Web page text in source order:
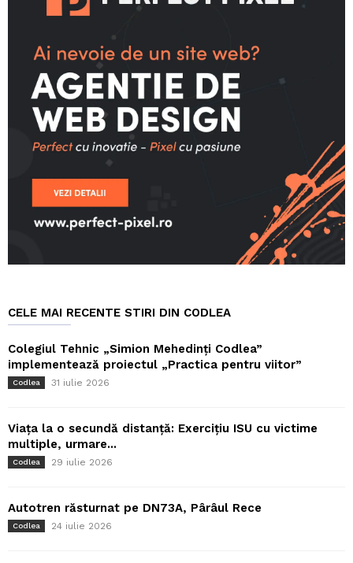
CELE MAI RECENTE STIRI DIN CODLEA
Colegiul Tehnic „Simion Mehedinți Codlea”
implementează proiectul „Practica pentru viitor”
Codlea 31 iulie 2026
Viața la o secundă distanță: Exercițiu ISU cu victime
multiple, urmare...
Codlea 29 iulie 2026
Autotren răsturnat pe DN73A, Pârâul Rece
Codlea 24 iulie 2026